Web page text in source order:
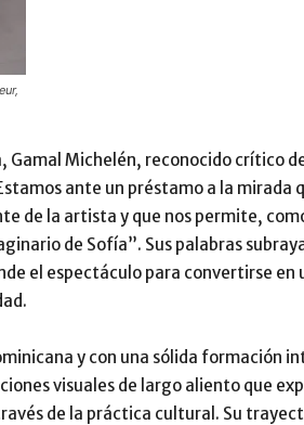
Gamal Michelén, reconocido crítico
ante un préstamo a la mirada
de la artista y que nos permite,
de Sofía”. Sus palabras
el espectáculo para convertirse
y con una sólida formación
visuales de largo aliento que
de la práctica cultural. Su